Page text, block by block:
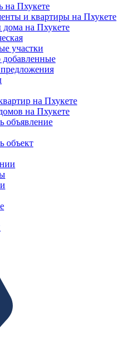
на Пхукете
и квартиры на Пхукете
на Пхукете
участки
добавленные
на Пхукете
на Пхукете
объявление
объект